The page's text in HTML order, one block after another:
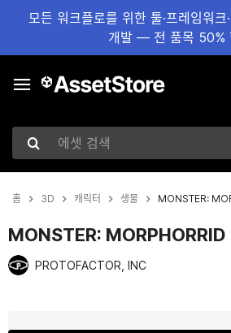
모든 워크플로를 위한 툴·프레임워크
개발 — 전 품목 50%
에셋 검색
홈 3D 캐릭터 생물 MONSTER:
MONSTER: MORPHORRID
PROTOFACTOR, INC